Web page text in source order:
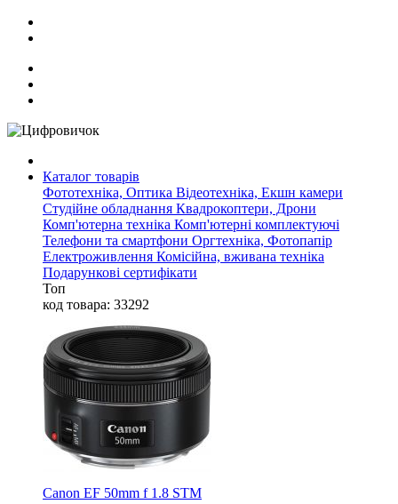
Каталог товарів
Фототехніка, Оптика Відеотехніка, Екшн камери
Студійне обладнання Квадрокоптери, Дрони
Комп'ютерна техніка Комп'ютерні комплектуючі
Телефони та смартфони Оргтехніка, Фотопапір
Електроживлення Комісійна, вживана техніка
Подарункові сертифікати
Топ
код товара: 33292
Canon EF 50mm f 1.8 STM